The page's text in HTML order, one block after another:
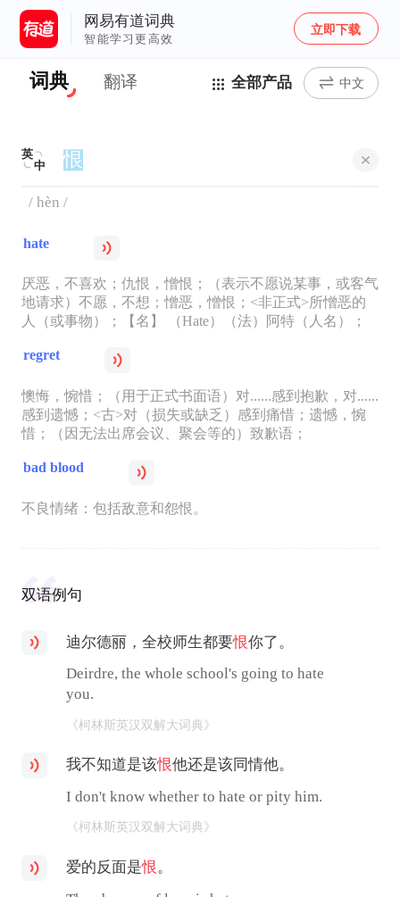
网易有道词典
智能学习更高效
立即下载
词典 翻译 全部产品 中文
英
中
/ hèn /
hate
厌恶，不喜欢；仇恨，憎恨；（表示不愿说某事，或客气
地请求）不愿，不想；憎恶，憎恨；<非正式>所憎恶的
人（或事物）；【名】 （Hate）（法）阿特（人名）；
regret
懊悔，惋惜；（用于正式书面语）对......感到抱歉，对......
感到遗憾；<古>对（损失或缺乏）感到痛惜；遗憾，惋
惜；（因无法出席会议、聚会等的）致歉语；
bad blood
不良情绪：包括敌意和怨恨。
双语例句
迪尔德丽，全校师生都要恨你了。
Deirdre, the whole school's going to hate
you.
《柯林斯英汉双解大词典》
我不知道是该恨他还是该同情他。
I don't know whether to hate or pity him.
《柯林斯英汉双解大词典》
爱的反面是恨。